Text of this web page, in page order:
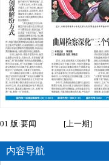
01 版:要闻 [上一期]
内容导航